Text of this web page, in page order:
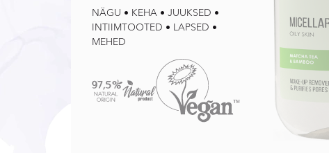
NÄGU • KEHA • JUUKSED •
INTIIMTOOTED • LAPSED •
MEHED